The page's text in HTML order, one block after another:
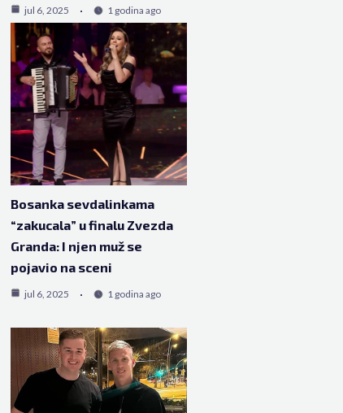
jul 6, 2025 1 godina ago
Bosanka sevdalinkama
“zakucala” u finalu Zvezda
Granda: I njen muž se
pojavio na sceni
jul 6, 2025 1 godina ago